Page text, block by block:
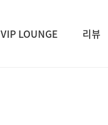
VIP LOUNGE 리뷰